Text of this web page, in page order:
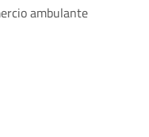
ambulante